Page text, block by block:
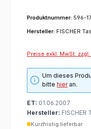
Produktnummer: 596-
Hersteller: FISCHER
Preise exkl. MwSt.
Um dieses
bittehieran.
ET: 01.06.2007
Hersteller: FISCHER
Kurzfristig lieferbar